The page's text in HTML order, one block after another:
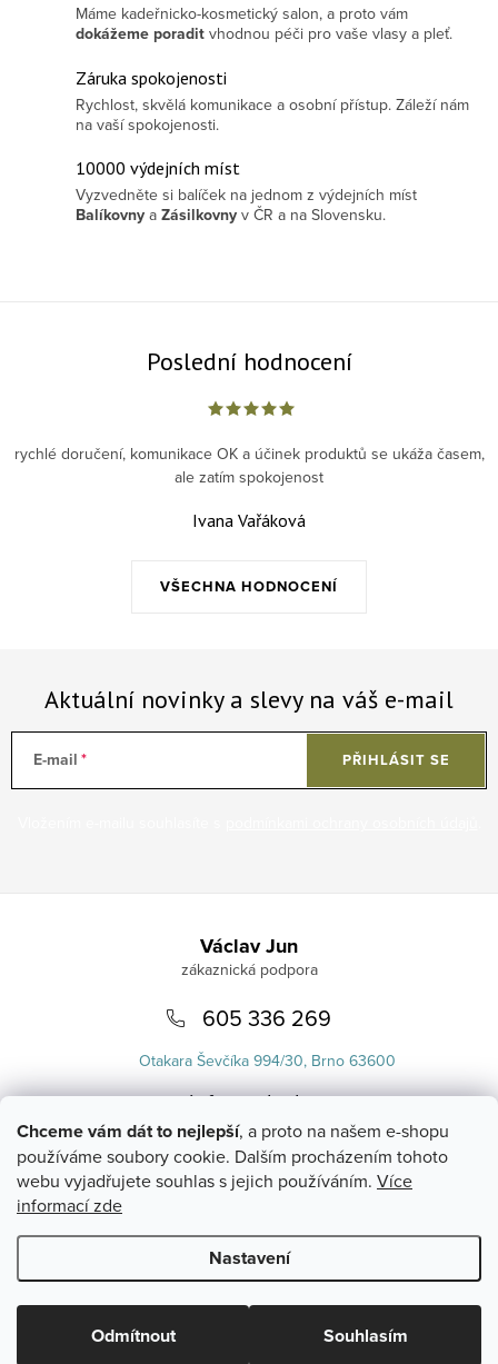
Chceme vám dát to nejlepší, a proto na našem e-shopu
používáme soubory cookie. Dalším procházením tohoto
webu vyjadřujete souhlas s jejich používáním. Více
informací zde
Nastavení
Odmítnout Souhlasím
Máme kadeřnicko-kosmetický salon, a proto vám
dokážeme poradit vhodnou péči pro vaše vlasy a pleť.
Záruka spokojenosti
Rychlost, skvělá komunikace a osobní přístup. Záleží nám
na vaší spokojenosti.
10000 výdejních míst
Vyzvedněte si balíček na jednom z výdejních míst
Balíkovny a Zásilkovny v ČR a na Slovensku.
Poslední hodnocení
VŠECHNA HODNOCENÍ
rychlé doručení, komunikace OK a účinek produktů se ukáža časem,
ale zatím spokojenost
Ivana Vařáková
Aktuální novinky a slevy na váš e-mail
E-mail PŘIHLÁSIT SE
Václav Jun
605 336 269
Otakara Ševčíka 994/30, Brno 63600
info@uvlasku.cz
Copyright 2026UVlásku.cz. Všechna práva vyhrazena.Upravit
nastavení cookies